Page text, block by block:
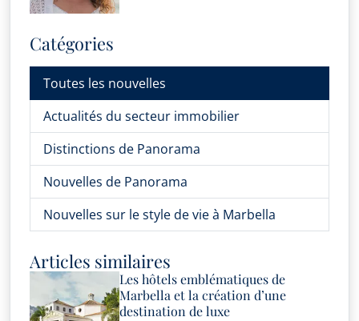
Catégories
Toutes les nouvelles
Actualités du secteur immobilier
Distinctions de Panorama
Nouvelles de Panorama
Nouvelles sur le style de vie à Marbella
Articles similaires
Les hôtels emblématiques de
Marbella et la création d’une
destination de luxe